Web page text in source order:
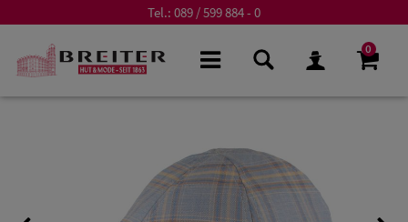
Tel.: 089 / 599 884 - 0
0